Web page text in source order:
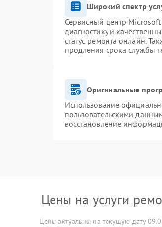
Широкий спектр
Сервисный центр Microsoft
диагностику и
статус ремонта онлайн.
продления срока службы
Оригинальные
Использование
пользовательскими
восстановление
Цены на услуги
Цены актуальны на текущую дату